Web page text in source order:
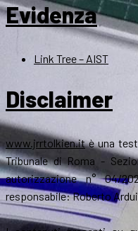
Evidenza
Link Tree – AIST
Disclaimer
www.jrrtolkien.itè una
Tribunale di Roma -
autorizzazione n° 04/
responsabile: Roberto